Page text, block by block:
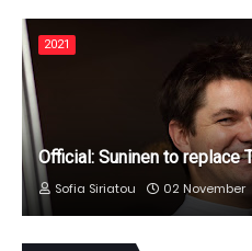
2021
Official: Suninen to replace
Sofia Siriatou 02 November